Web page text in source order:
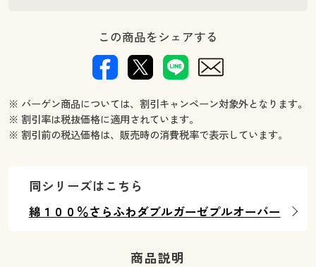
この商品をシェアする
※ バーゲン商品については、割引キャンペーン対象外となります。
※ 割引率は税抜価格に適用されています。
※ 割引前の税込価格は、販売時の消費税率で表示しています。
同シリーズはこちら
綿１００％さらふわダブルガーゼプルオーバー
商品説明